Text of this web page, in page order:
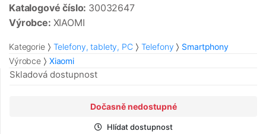
Katalogové číslo: 30032647
Výrobce: XIAOMI
Kategorie Telefony, tablety, PC Telefony
Smartphony
Výrobce
Xiaomi
Skladová dostupnost
Dočasně nedostupné
Hlídat dostupnost